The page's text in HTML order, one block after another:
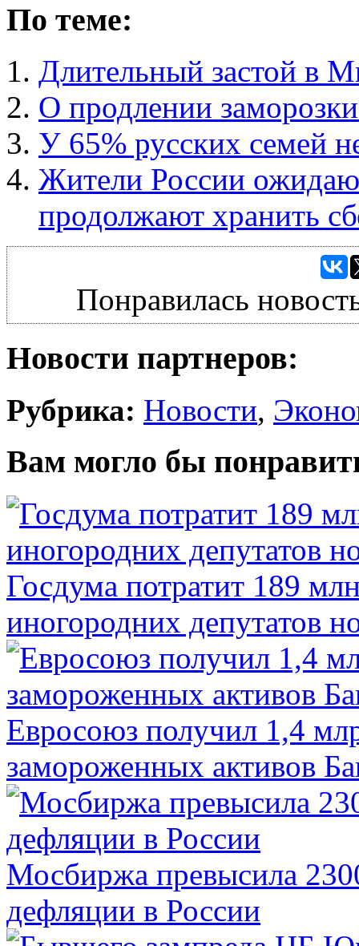
По теме:
Длительный застой в
О продлении
У 65% русских семей
Жители России
продолжают хранить
Понравилась
Новости партнеров:
Рубрика: Новости,
Вам могло бы
Госдума потратит 189
иногородних депутатов
Евросоюз получил 1,4
замороженных активов
Мосбиржа превысила
дефляции в России